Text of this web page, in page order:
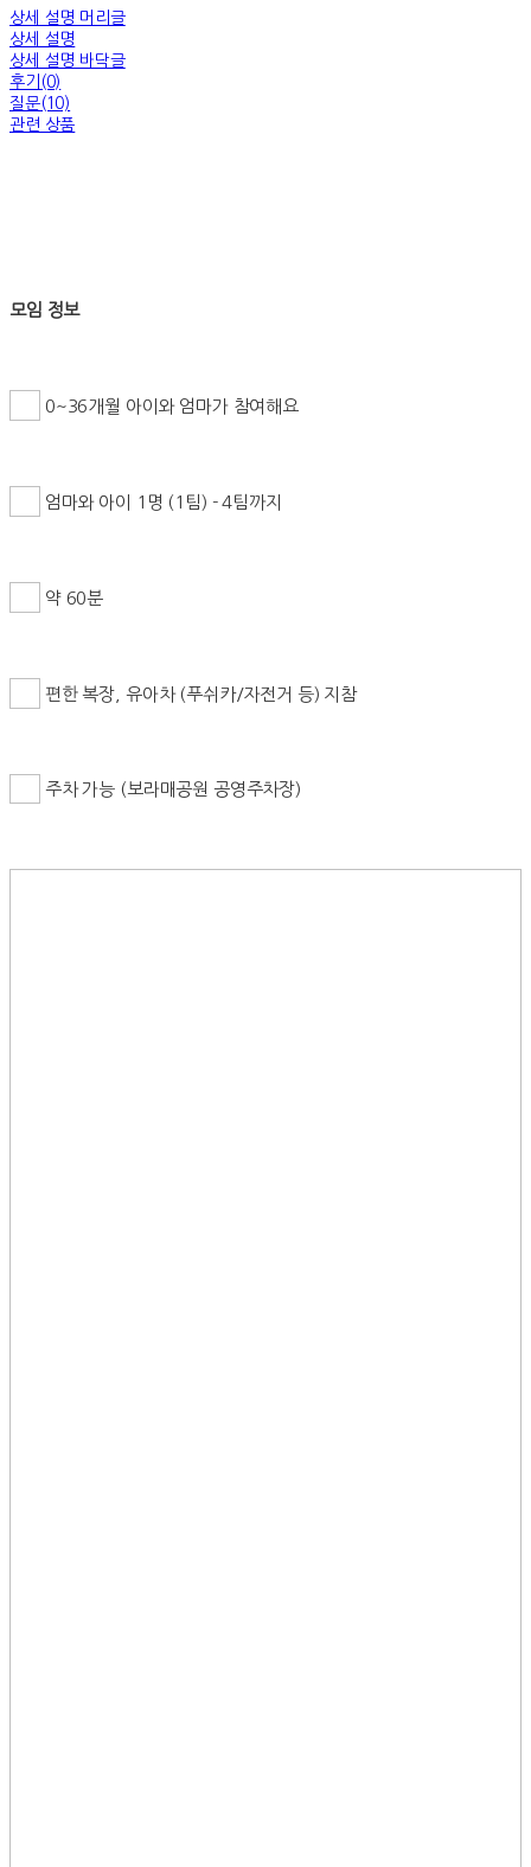
상세 설명 머리글
상세 설명
상세 설명 바닥글
후기(0)
질문(10)
관련 상품
모임 정보
0~36개월 아이와 엄마가 참여해요
엄마와 아이 1명 (1팀) - 4팀까지
약 60분
편한 복장, 유아차 (푸쉬카/자전거 등) 지참
주차 가능 (보라매공원 공영주차장)